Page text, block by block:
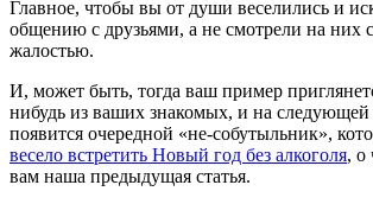
Главное, чтобы вы от души веселились и
общению с друзьями, а не смотрели на них
жалостью.
И, может быть, тогда ваш пример
нибудь из ваших знакомых, и на следующей
появится очередной «не-собутыльник»,
весело встретить Новый год без алкоголя, о
вам наша предыдущая статья.